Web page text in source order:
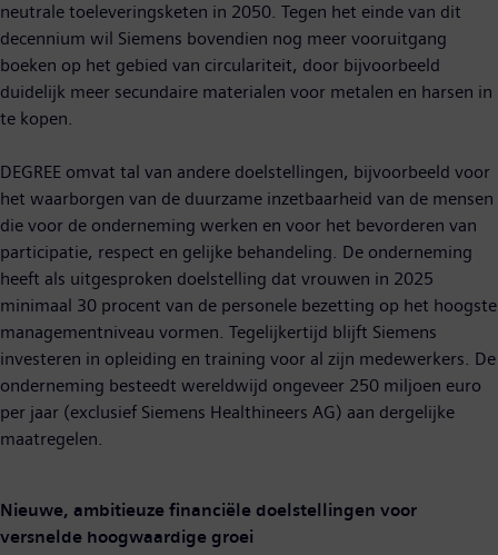
neutrale toeleveringsketen in 2050. Tegen het einde van dit
decennium wil Siemens bovendien nog meer vooruitgang
boeken op het gebied van circulariteit, door bijvoorbeeld
duidelijk meer secundaire materialen voor metalen en harsen in
te kopen.
DEGREE omvat tal van andere doelstellingen, bijvoorbeeld voor
het waarborgen van de duurzame inzetbaarheid van de mensen
die voor de onderneming werken en voor het bevorderen van
participatie, respect en gelijke behandeling. De onderneming
heeft als uitgesproken doelstelling dat vrouwen in 2025
minimaal 30 procent van de personele bezetting op het hoogste
managementniveau vormen. Tegelijkertijd blijft Siemens
investeren in opleiding en training voor al zijn medewerkers. De
onderneming besteedt wereldwijd ongeveer 250 miljoen euro
per jaar (exclusief Siemens Healthineers AG) aan dergelijke
maatregelen.
Nieuwe, ambitieuze financiële doelstellingen voor
versnelde hoogwaardige groei